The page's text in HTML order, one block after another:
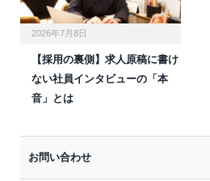
2026年7月8日
【採用の裏側】求人原稿に書け
ない社員インタビューの「本
音」とは
お問い合わせ